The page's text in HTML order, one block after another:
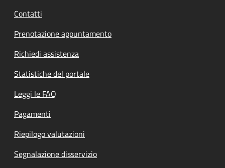
Contatti
Prenotazione appuntamento
Richiedi assistenza
Statistiche del portale
Leggi le FAQ
Pagamenti
Riepilogo valutazioni
Segnalazione disservizio